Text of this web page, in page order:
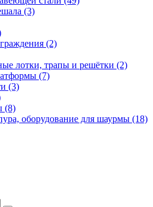
(3)
(2)
лотки, трапы и решётки (2)
(7)
(3)
(8)
оборудование для шаурмы (18)